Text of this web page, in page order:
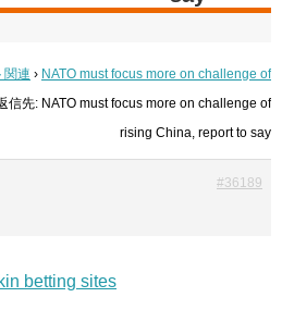
関連 › NATO must focus more on challenge of
信先: NATO must focus more on challenge of
rising China, report to say
#36189
betting sites